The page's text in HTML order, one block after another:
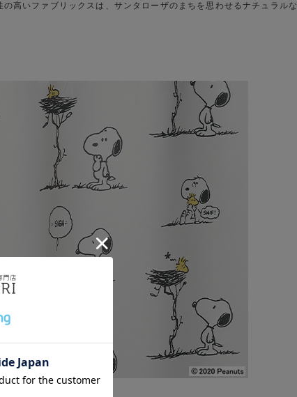
高いファブリックスは、サンタローザのまちを思わせるナチュラルな